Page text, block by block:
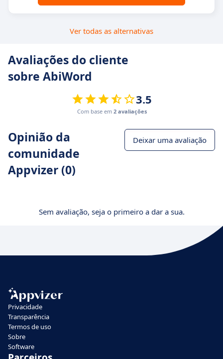
Ver todas as alternativas
Avaliações do cliente
sobre AbiWord
3.5
Com base em 2 avaliações
Opinião da
comunidade
Appvizer (0)
Deixar uma avaliação
Sem avaliação, seja o primeiro a dar a sua.
Privacidade
Transparência
Termos de uso
Sobre
Software